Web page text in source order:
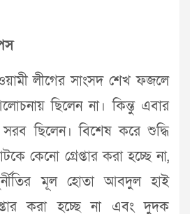
লীগের সাংসদ শেখ ফজলে
ছিলেন না। কিন্তু এবার
ছিলেন। বিশেষ করে শুদ্ধি
কেনো গ্রেপ্তার করা হচ্ছে না,
মূল হোতা আবদুল হাই
করা হচ্ছে না এবং দুদক